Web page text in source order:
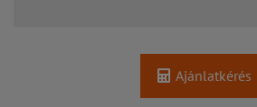
Ajánlatkérés